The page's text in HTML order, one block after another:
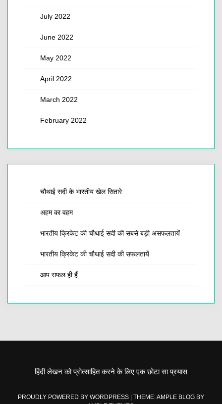
July 2022
June 2022
May 2022
April 2022
March 2022
February 2022
चौथाई सदी के भारतीय खेल सितारे
अहम का वहम
भारतीय क्रिकेट की चौथाई सदी की सबसे बड़ी असफलतायें
भारतीय क्रिकेट की चौथाई सदी की सफलतायें
आप सफल ही हैं
हिंदी लेखन को प्रोत्साहित करने के लिए एक छोटा सा प्रयास
PROUDLY POWERED BY WORDPRESS
THEME: AMPLE BLOG BY